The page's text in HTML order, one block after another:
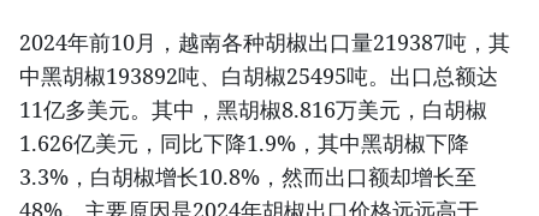
2024年前10月，越南各种胡椒出口量219387吨，其
中黑胡椒193892吨、白胡椒25495吨。出口总额达
11亿多美元。其中，黑胡椒8.816万美元，白胡椒
1.626亿美元，同比下降1.9%，其中黑胡椒下降
3.3%，白胡椒增长10.8%，然而出口额却增长至
48%。主要原因是2024年胡椒出口价格远远高于